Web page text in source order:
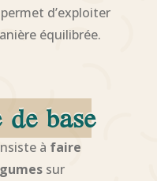
d’exploiter
équilibrée.
base
à faire
sur